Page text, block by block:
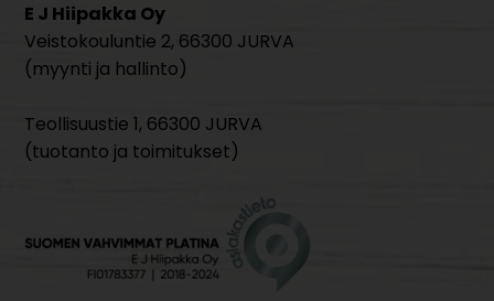
E J Hiipakka Oy
Veistokouluntie 2, 66300 JURVA
(myynti ja hallinto)
Teollisuustie 1, 66300 JURVA
(tuotanto ja toimitukset)